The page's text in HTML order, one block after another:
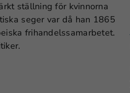
ställning för kvinnorna
seger var då han 1865
frihandelssamarbetet.